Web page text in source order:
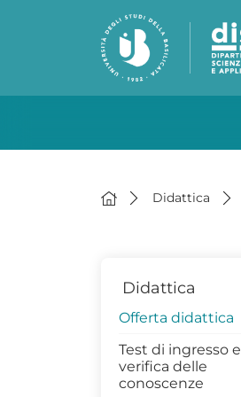
Didattica
Didattica
Offerta didattica
Test di ingresso e
verifica delle
conoscenze